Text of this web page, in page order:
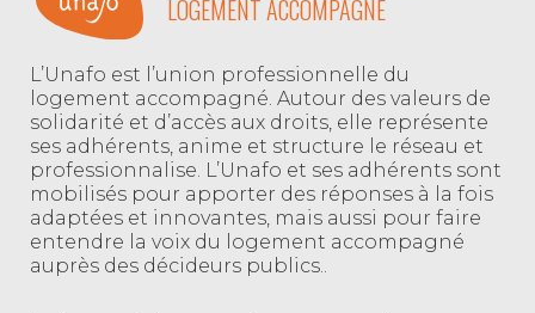
LOGEMENT ACCOMPAGNÉ
L’Unafo est l’union professionnelle du
logement accompagné. Autour des valeurs de
solidarité et d’accès aux droits, elle représente
ses adhérents, anime et structure le réseau et
professionnalise. L’Unafo et ses adhérents sont
mobilisés pour apporter des réponses à la fois
adaptées et innovantes, mais aussi pour faire
entendre la voix du logement accompagné
auprès des décideurs publics..